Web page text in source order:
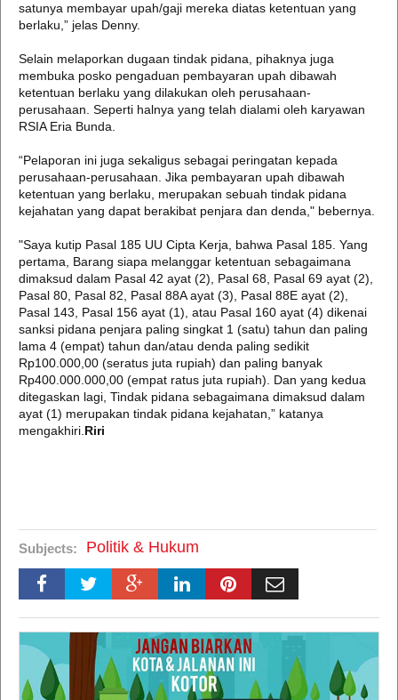
satunya membayar upah/gaji mereka diatas ketentuan yang
berlaku,” jelas Denny.
Selain melaporkan dugaan tindak pidana, pihaknya juga
membuka posko pengaduan pembayaran upah dibawah
ketentuan berlaku yang dilakukan oleh perusahaan-
perusahaan. Seperti halnya yang telah dialami oleh karyawan
RSIA Eria Bunda.
“Pelaporan ini juga sekaligus sebagai peringatan kepada
perusahaan-perusahaan. Jika pembayaran upah dibawah
ketentuan yang berlaku, merupakan sebuah tindak pidana
kejahatan yang dapat berakibat penjara dan denda," bebernya.
"Saya kutip Pasal 185 UU Cipta Kerja, bahwa Pasal 185. Yang
pertama, Barang siapa melanggar ketentuan sebagaimana
dimaksud dalam Pasal 42 ayat (2), Pasal 68, Pasal 69 ayat (2),
Pasal 80, Pasal 82, Pasal 88A ayat (3), Pasal 88E ayat (2),
Pasal 143, Pasal 156 ayat (1), atau Pasal 160 ayat (4) dikenai
sanksi pidana penjara paling singkat 1 (satu) tahun dan paling
lama 4 (empat) tahun dan/atau denda paling sedikit
Rp100.000,00 (seratus juta rupiah) dan paling banyak
Rp400.000.000,00 (empat ratus juta rupiah). Dan yang kedua
ditegaskan lagi, Tindak pidana sebagaimana dimaksud dalam
ayat (1) merupakan tindak pidana kejahatan,” katanya
mengakhiri. Riri
Subjects: Politik & Hukum